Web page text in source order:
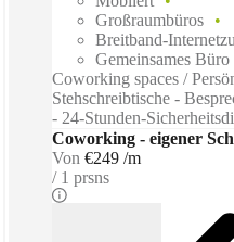
Großraumbüros
Breitband-
Gemeinsames Büro
Coworking spaces /
Stehschreibtische -
- 24-Stunden-
Coworking - eigener
Von €249 /m
1 prsns